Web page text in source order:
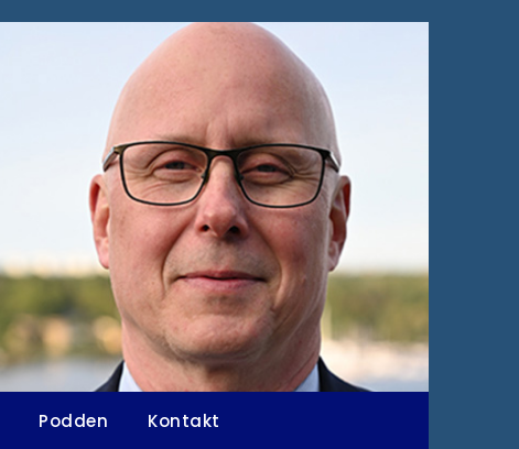
Podden Kontakt